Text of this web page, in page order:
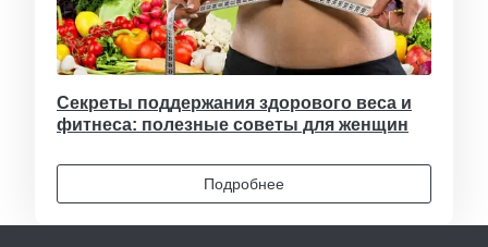
Секреты поддержания здорового веса и
фитнеса: полезные советы для женщин
Подробнее